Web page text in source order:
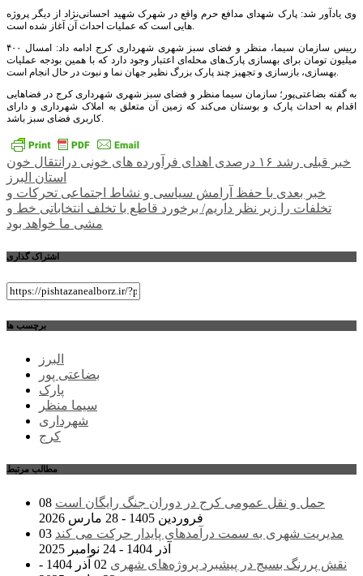
وی یادآور شد: پارک شهدای مدافع حرم واقع در شهرک شهید احسانی‌نژاد از دیگر پروژه
هایی است که عملیات احداث آن آغاز شده است.
رییس سازمان سیما، منظر و فضای سبز شهری شهرداری کرج ادامه داد: امسال ۴۰۰
میلیون تومان برای بهسازی پارک‌های محله‌ای اعتبار وجود دارد که با همین بودجه عملیات
بهسازی، بازسازی و تجهیز چند پارک بزرگ نظیر جهان نما و نبوت در حال انجام است.
به گفته بضاعتی‌پور؛ سازمان سیما منظر و فضای سبز شهری شهرداری کرج در فضاهایی
اقدام به احداث پارک و بوستان می‌کند که زمین آن متعلق به املاک شهرداری و دارای
کاربری فضای سبز باشد.
راهبری
نوشته
خبر قبلی
رشد ۱۶ درصدی اهدای فرآورده های خونی درانتقال خون
استان البرز
خبر بعدی با حفظ آرامش سیاسی و نشاط اجتماعی تحرکات و
تخلفات را زیر نظر داریم/ برخورد قاطع با تخلف انتخاباتی خط و
مشی ما خواهد بود
اشتراک گذاری
برچسب ها
البرز
بضاعتی پور
پارک
سیما منظر
شهرداری
کرج
مطالب مرتبط
حمل و نقل عمومی کرج در دوران جنگ رایگان است 08
فروردین 1405 - 28 مارس 2026
مدیریت شهری به سمت درآمدهای پایدار حرکت می کند 03
آذر 1404 - 24 نوامبر 2025
نقش پررنگ بسیج در پیشبرد پروژه‌های شهری
02 آذر 1404 -